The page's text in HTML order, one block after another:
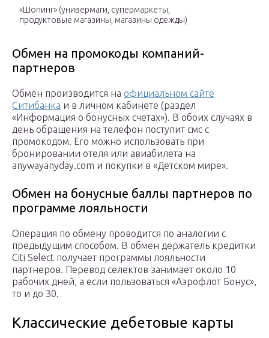
«Шопинг» (универмаги, супермаркеты,
продуктовые магазины, магазины одежды)
Обмен на промокоды компаний-
партнеров
Обмен производится на официальном сайте
Ситибанка и в личном кабинете (раздел
«Информация о бонусных счетах»). В обоих случаях в
день обращения на телефон поступит смс с
промокодом. Его можно использовать при
бронировании отеля или авиабилета на
anywayanyday.com и покупки в «Детском мире».
Обмен на бонусные баллы партнеров по
программе лояльности
Операция по обмену проводится по аналогии с
предыдущим способом. В обмен держатель кредитки
Citi Select получает программы лояльности
партнеров. Перевод селектов занимает около 10
рабочих дней, а если пользоваться «Аэрофлот Бонус»,
то и до 30.
Классические дебетовые карты